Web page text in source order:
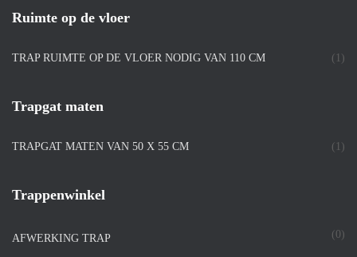
Ruimte op de vloer
TRAP RUIMTE OP DE VLOER NODIG VAN 110 CM (1)
Trapgat maten
TRAPGAT MATEN VAN 50 X 55 CM (1)
Trappenwinkel
AFWERKING TRAP (0)